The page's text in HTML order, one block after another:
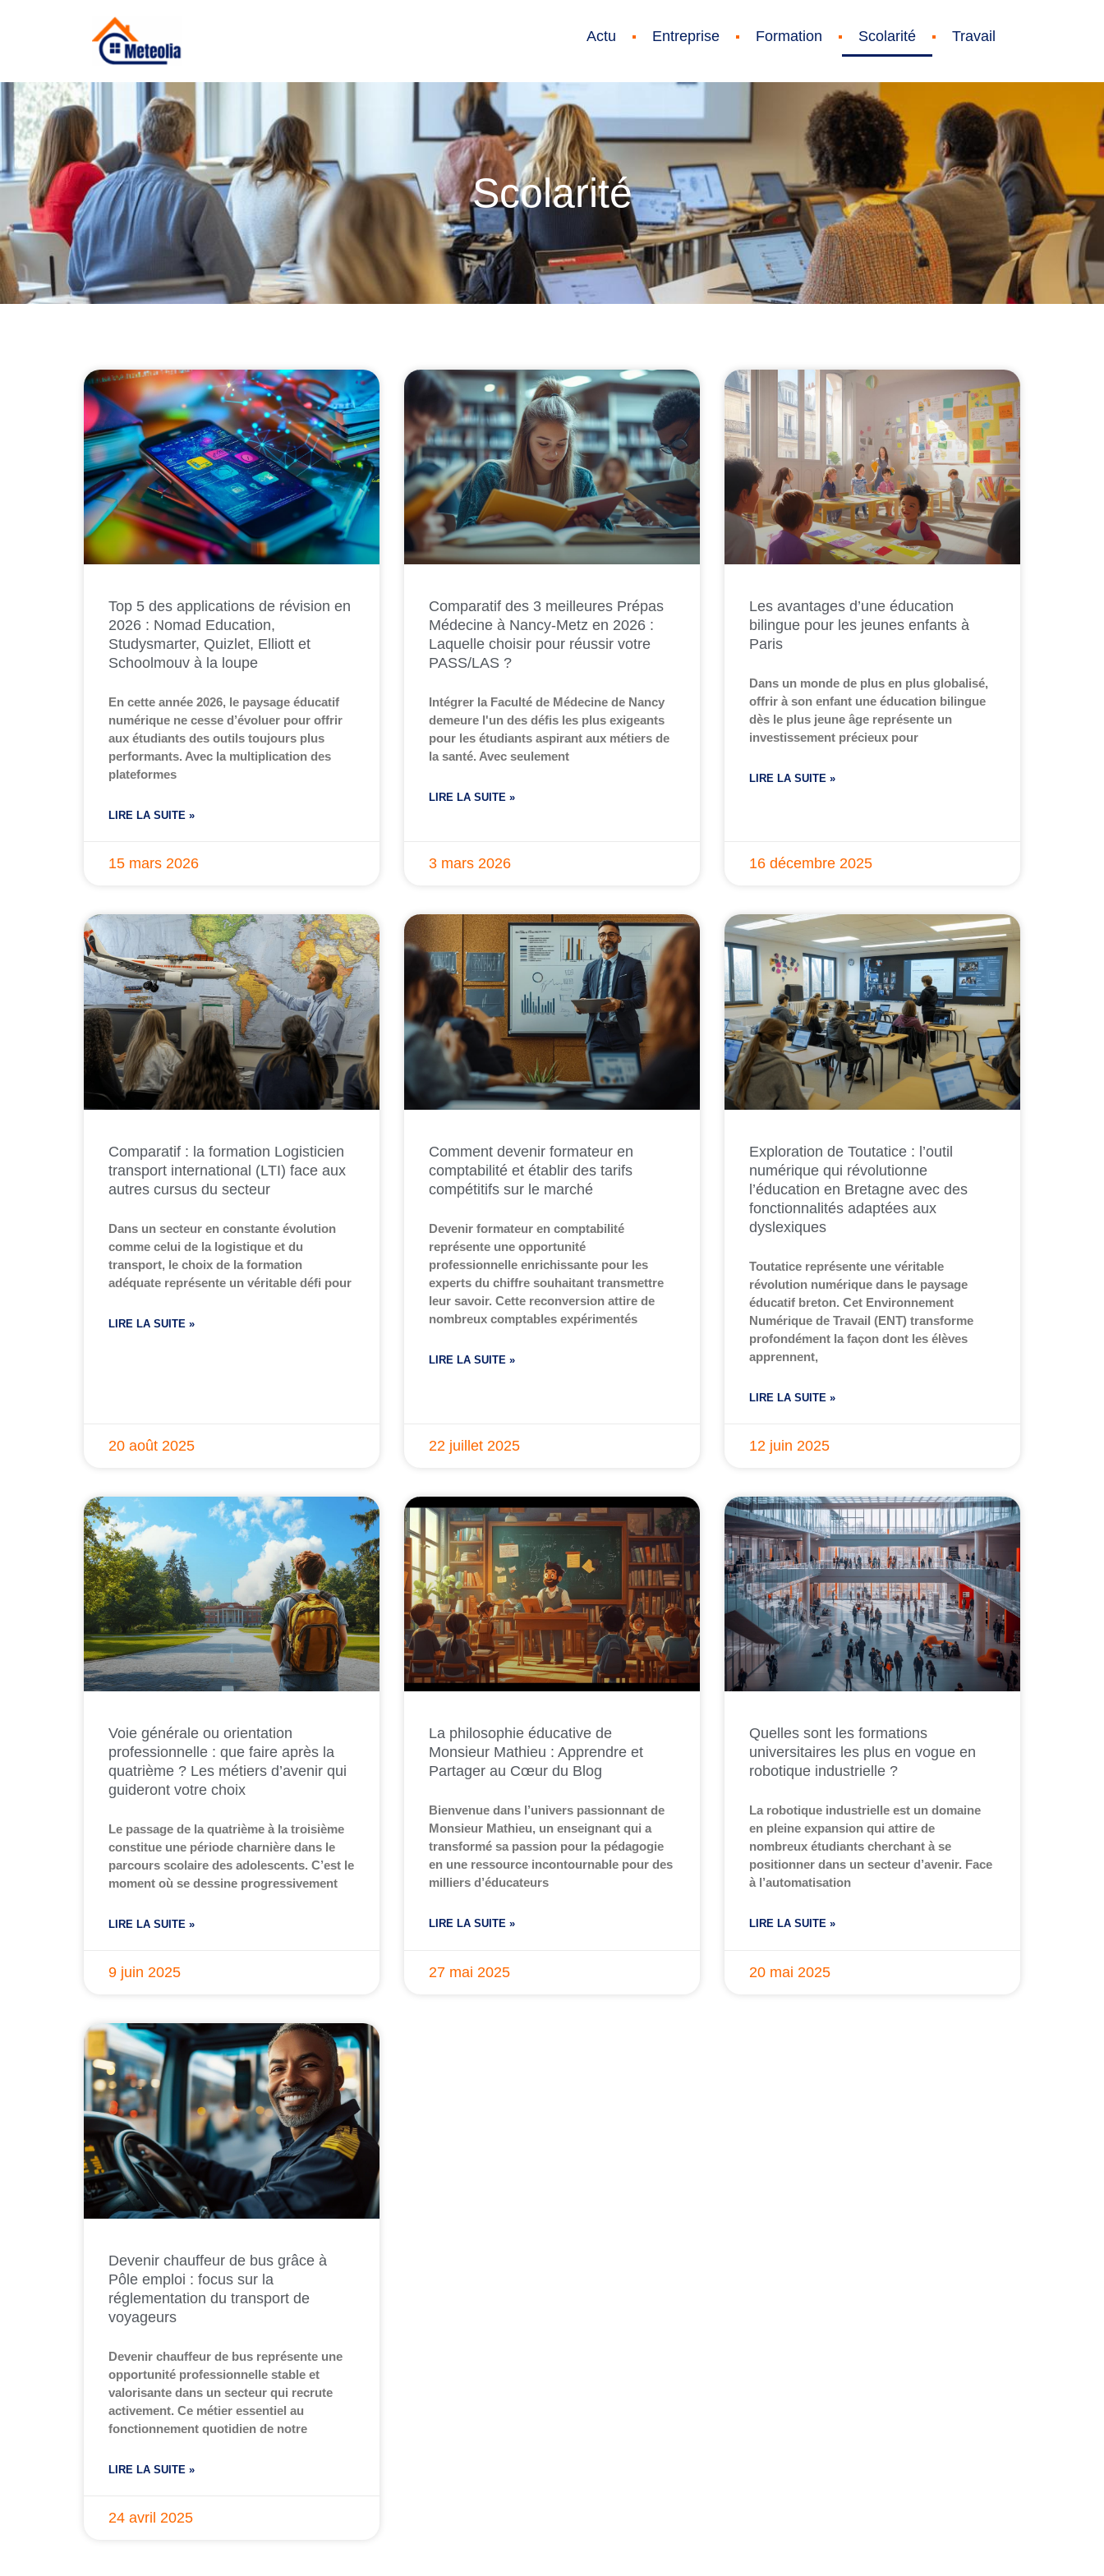
Actu Entreprise Formation Scolarité Travail
Scolarité
Top 5 des applications de révision en
2026 : Nomad Education,
Studysmarter, Quizlet, Elliott et
Schoolmouv à la loupe
En cette année 2026, le paysage éducatif
numérique ne cesse d’évoluer pour offrir
aux étudiants des outils toujours plus
performants. Avec la multiplication des
plateformes
LIRE LA SUITE »
15 mars 2026
Comparatif des 3 meilleures Prépas
Médecine à Nancy-Metz en 2026 :
Laquelle choisir pour réussir votre
PASS/LAS ?
Intégrer la Faculté de Médecine de Nancy
demeure l'un des défis les plus exigeants
pour les étudiants aspirant aux métiers de
la santé. Avec seulement
LIRE LA SUITE »
3 mars 2026
Les avantages d’une éducation
bilingue pour les jeunes enfants à
Paris
Dans un monde de plus en plus globalisé,
offrir à son enfant une éducation bilingue
dès le plus jeune âge représente un
investissement précieux pour
LIRE LA SUITE »
16 décembre 2025
Comparatif : la formation Logisticien
transport international (LTI) face aux
autres cursus du secteur
Dans un secteur en constante évolution
comme celui de la logistique et du
transport, le choix de la formation
adéquate représente un véritable défi pour
LIRE LA SUITE »
20 août 2025
Comment devenir formateur en
comptabilité et établir des tarifs
compétitifs sur le marché
Devenir formateur en comptabilité
représente une opportunité
professionnelle enrichissante pour les
experts du chiffre souhaitant transmettre
leur savoir. Cette reconversion attire de
nombreux comptables expérimentés
LIRE LA SUITE »
22 juillet 2025
Exploration de Toutatice : l’outil
numérique qui révolutionne
l’éducation en Bretagne avec des
fonctionnalités adaptées aux
dyslexiques
Toutatice représente une véritable
révolution numérique dans le paysage
éducatif breton. Cet Environnement
Numérique de Travail (ENT) transforme
profondément la façon dont les élèves
apprennent,
LIRE LA SUITE »
12 juin 2025
Voie générale ou orientation
professionnelle : que faire après la
quatrième ? Les métiers d’avenir qui
guideront votre choix
Le passage de la quatrième à la troisième
constitue une période charnière dans le
parcours scolaire des adolescents. C’est le
moment où se dessine progressivement
LIRE LA SUITE »
9 juin 2025
La philosophie éducative de
Monsieur Mathieu : Apprendre et
Partager au Cœur du Blog
Bienvenue dans l’univers passionnant de
Monsieur Mathieu, un enseignant qui a
transformé sa passion pour la pédagogie
en une ressource incontournable pour des
milliers d’éducateurs
LIRE LA SUITE »
27 mai 2025
Quelles sont les formations
universitaires les plus en vogue en
robotique industrielle ?
La robotique industrielle est un domaine
en pleine expansion qui attire de
nombreux étudiants cherchant à se
positionner dans un secteur d’avenir. Face
à l’automatisation
LIRE LA SUITE »
20 mai 2025
Devenir chauffeur de bus grâce à
Pôle emploi : focus sur la
réglementation du transport de
voyageurs
Devenir chauffeur de bus représente une
opportunité professionnelle stable et
valorisante dans un secteur qui recrute
activement. Ce métier essentiel au
fonctionnement quotidien de notre
LIRE LA SUITE »
24 avril 2025